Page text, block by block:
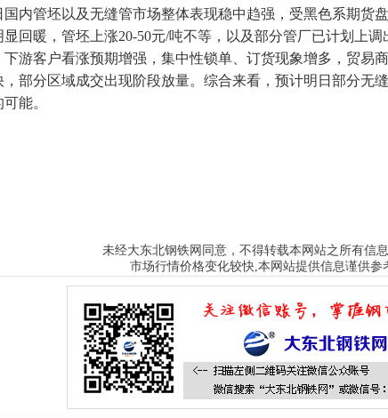
国内管坯以及无缝管市场整体表现稳中趋强，受黑色系期货
显回暖，管坯上涨20-50元/吨不等，以及部分管厂已计划上调
下游客户看涨预期增强，集中性锁单、订货现象增多，贸易
，部分区域成交出现阶段放量。综合来看，预计明日部分无
能。
未经大东北钢铁网 同意，不得转载本网站之所有信
市场行情价格变化较快,本网站提供信息谨供参